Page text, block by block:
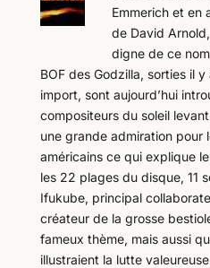
Emmerich et en
de David
digne de ce
BOF des Godzilla, sorties il
import, sont aujourd’hui
compositeurs du soleil
une grande admiration pour
américains ce qui explique
les 22 plages du disque, 11
Ifukube, principal
créateur de la grosse
fameux thème, mais aussi
illustraient la lutte